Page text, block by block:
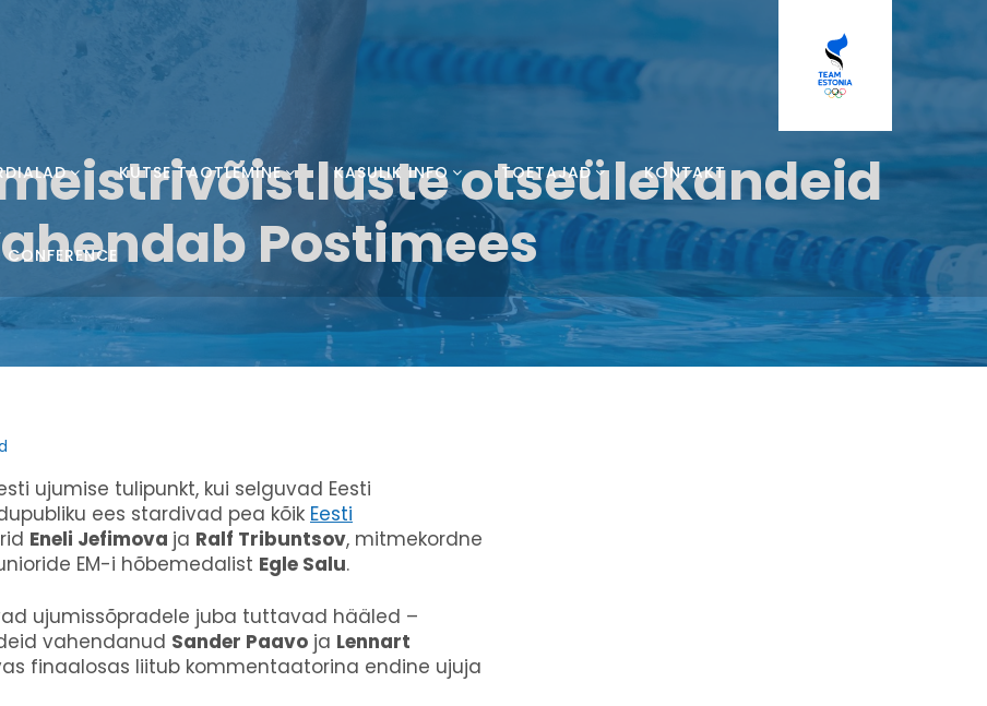
KUTSE TAOTLEMINE KASULIK INFO TOETAJAD KONTAKT
otseülekandeid
Postimees
ujumise tulipunkt, kui selguvad Eesti
ees stardivad pea kõik Eesti
Eneli Jefimova ja Ralf Tribuntsov, mitmekordne
EM-i hõbemedalist Egle Salu.
ujumissõpradele juba tuttavad hääled –
vahendanud Sander Paavo ja Lennart
finaalosas liitub kommentaatorina endine ujuja